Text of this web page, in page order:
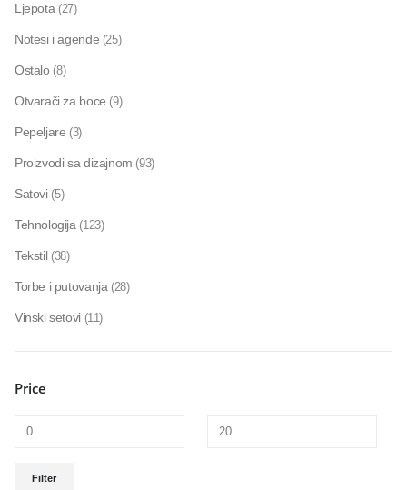
Ljepota (27)
Notesi i agende (25)
Ostalo (8)
Otvarači za boce (9)
Pepeljare (3)
Proizvodi sa dizajnom (93)
Satovi (5)
Tehnologija (123)
Tekstil (38)
Torbe i putovanja (28)
Vinski setovi (11)
Price
Filter